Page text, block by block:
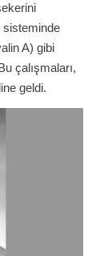
sisteminde
A) gibi
çalışmaları,
geldi.